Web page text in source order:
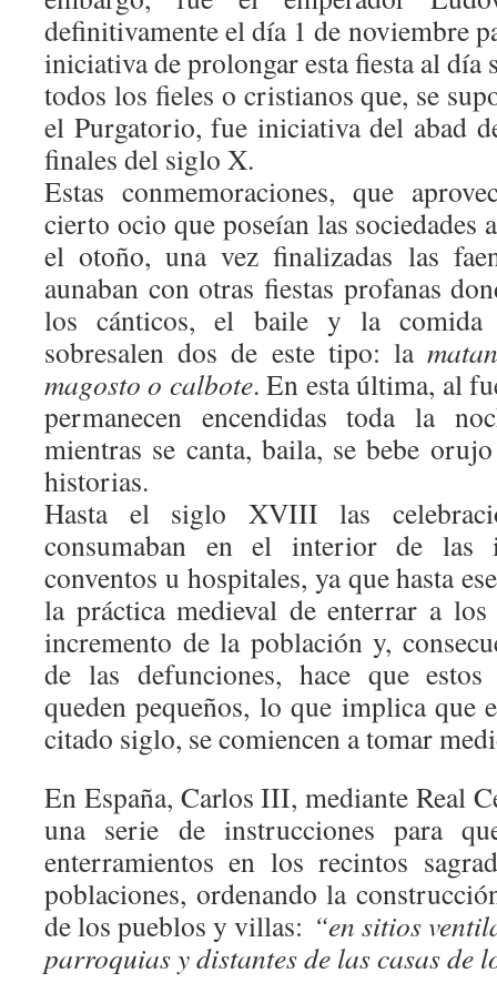
definitivamente el día 1 de noviembre
iniciativa de prolongar esta fiesta al día
todos los fieles o cristianos que, se
el Purgatorio, fue iniciativa del abad
finales del siglo X.
Estas conmemoraciones, que
cierto ocio que poseían las sociedades
el otoño, una vez finalizadas las
aunaban con otras fiestas profanas
los cánticos, el baile y la comida
sobresalen dos de este tipo: la
magosto o calbote. En esta última, al
permanecen encendidas toda la
mientras se canta, baila, se bebe
historias.
Hasta el siglo XVIII las
consumaban en el interior de las
conventos u hospitales, ya que hasta
la práctica medieval de enterrar a
incremento de la población y,
de las defunciones, hace que estos
queden pequeños, lo que implica que
citado siglo, se comiencen a tomar
En España, Carlos III, mediante Real
una serie de instrucciones para
enterramientos en los recintos
poblaciones, ordenando la
de los pueblos y villas: “en sitios
parroquias y distantes de las casas de